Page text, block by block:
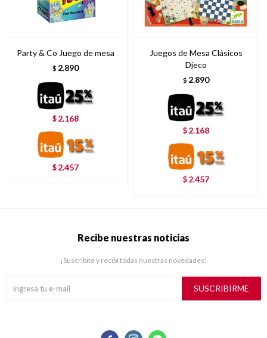
Party & Co Juego de mesa
$ 2.890
$ 2.168
$ 2.457
Juegos de Mesa Clásicos
Djeco
$ 2.890
$ 2.168
$ 2.457
Recibe nuestras noticias
¡Suscribite y recibí todas nuestras novedades!
SUSCRIBIRME